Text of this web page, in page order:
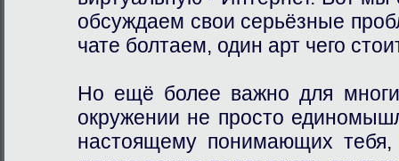
обсуждаем свои серьёзные
чате болтаем, один арт чего
Но ещё более важно для
окружении не просто
настоящему понимающих